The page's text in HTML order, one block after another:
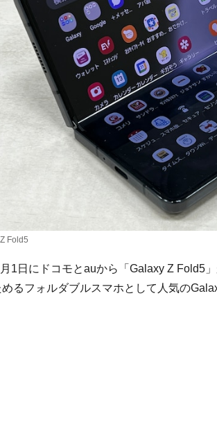
Fold5
1日にドコモとauから「Galaxy Z Fold5
るフォルダブルスマホとして人気の